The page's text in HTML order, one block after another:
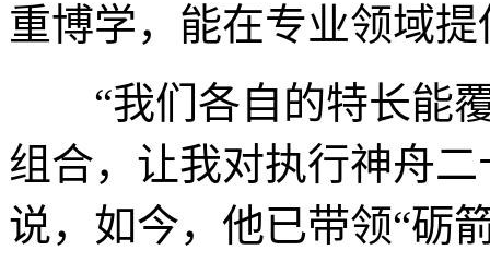
重博学，能在专业领域
“我们各自的特长能覆
组合，让我对执行神舟
说，如今，他已带领“砺